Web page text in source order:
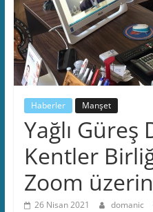
Haberler Manşet
Yağlı Güreş
Kentler
Zoom
26 Nisan 2021 domanic